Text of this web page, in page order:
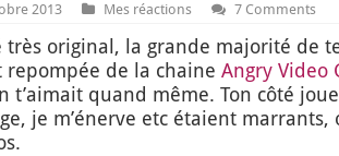
2013 Mes réactions 7 Comments
très ori­gi­nal, la grande majo­ri­té de
repom­pée de la chaine Angry Video
t’ai­mait quand même. Ton côté
je m’é­nerve etc étaient